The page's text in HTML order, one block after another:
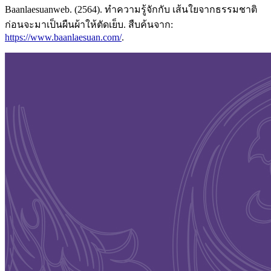
Baanlaesuanweb. (2564). ทำความรู้จักกับ เส้นใยจากธรรมชาติ
ก่อนจะมาเป็นผืนผ้าให้ตัดเย็บ. สืบค้นจาก:
https://www.baanlaesuan.com/.